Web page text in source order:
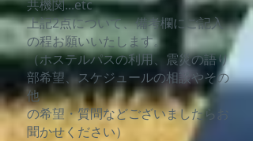
共機関...etc
上記2点について、備考欄にご記入
の程お願いいたします。
（ホステルパスの利用、震災の語り
部希望、スケジュールの相談やその
他
の希望・質問などございましたらお
聞かせください）